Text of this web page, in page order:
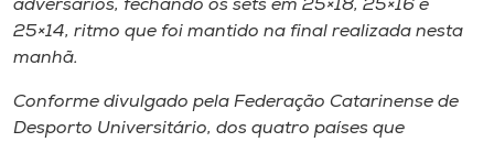
adversários, fechando os sets em 25×18, 25×16 e
25×14, ritmo que foi mantido na final realizada nesta
manhã.
Conforme divulgado pela Federação Catarinense de
Desporto Universitário, dos quatro países que